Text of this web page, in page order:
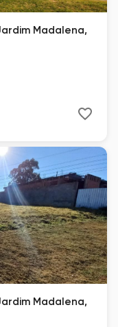
Madalena,
Madalena,